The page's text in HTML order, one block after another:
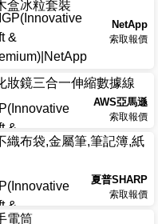
NetApp
索取報價
AWS亞馬遜
索取報價
夏普SHARP
索取報價